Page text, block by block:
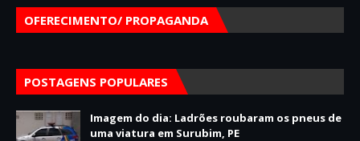
OFERECIMENTO/ PROPAGANDA
POSTAGENS POPULARES
Imagem do dia: Ladrões roubaram os pneus de
uma viatura em Surubim, PE